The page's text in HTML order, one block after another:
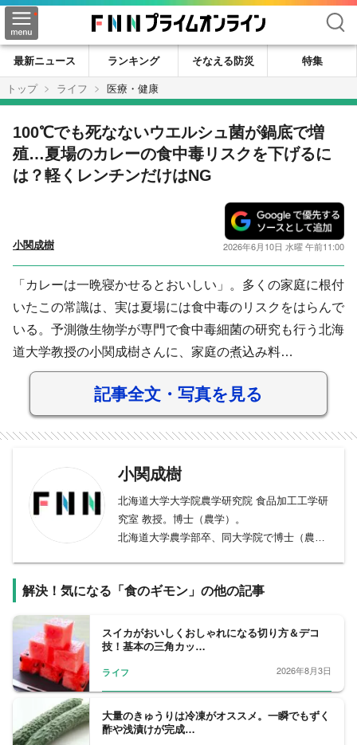
検索
最新ニュース ランキング そなえる防災
特集
トップ
ライフ 医療・健康
100℃でも死なないウエルシュ菌が鍋底で増
殖…夏場のカレーの食中毒リスクを下げるに
は？軽くレンチンだけはNG
小関成樹 2026年6月10日 水曜 午前11:00
「カレーは一晩寝かせるとおいしい」。多くの家庭に根付
いたこの常識は、実は夏場には食中毒のリスクをはらんで
いる。予測微生物学が専門で食中毒細菌の研究も行う北海
道大学教授の小関成樹さんに、家庭の煮込み料…
記事全文・写真を見る
小関成樹
北海道大学大学院農学研究院 食品加工工学研
究室 教授。博士（農学）。
北海道大学農学部卒、同大学院で博士（農
員研究員も経験。2013年より北海道大学准教
内外の委員・学会役員を務める。
解決！気になる「食のギモン」の他の記事
スイカがおいしくおしゃれになる切り方＆デコ
技！基本の三角カッ…
ライフ 2026年8月3日
大量のきゅうりは冷凍がオススメ。一瞬でもずく
酢や浅漬けが完成…